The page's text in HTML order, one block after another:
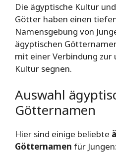
Die ägyptische Kultur
Götter haben einen
Namensgebung von
ägyptischen
mit einer Verbindung
Kultur segnen.
Auswahl
Götternamen
Hier sind einige beliebte
Götternamen für Jungen: